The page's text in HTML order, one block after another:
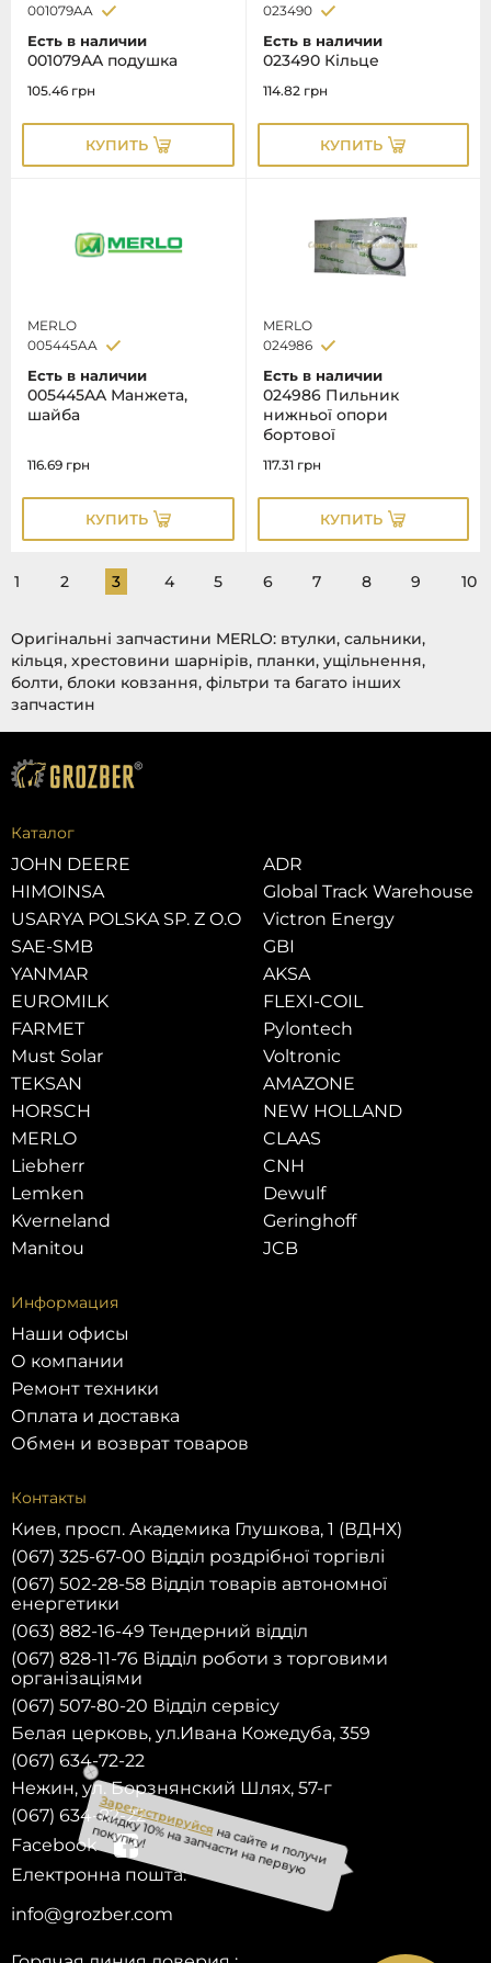
001079AA
Есть в наличии
001079AA подушка
105.46 грн
КУПИТЬ
023490
Есть в наличии
023490 Кільце
114.82 грн
КУПИТЬ
MERLO
005445AA
Есть в наличии
005445AA Манжета,
шайба
116.69 грн
КУПИТЬ
MERLO
024986
Есть в наличии
024986 Пильник
нижньої опори
бортової
117.31 грн
КУПИТЬ
1 2 3 4 5 6 7 8 9 10
Оригінальні запчастини MERLO: втулки, сальники,
кільця, хрестовини шарнірів, планки, ущільнення,
болти, блоки ковзання, фільтри та багато інших
запчастин
Каталог
JOHN DEERE
HIMOINSA
USARYA POLSKA SP. Z O.O
SAE-SMB
YANMAR
EUROMILK
FARMET
Must Solar
TEKSAN
HORSCH
MERLO
Liebherr
Lemken
Kverneland
Manitou
ADR
Global Track Warehouse
Victron Energy
GBI
AKSA
FLEXI-COIL
Pylontech
Voltronic
AMAZONE
NEW HOLLAND
CLAAS
CNH
Dewulf
Geringhoff
JCB
Информация
Наши офисы
О компании
Ремонт техники
Оплата и доставка
Обмен и возврат товаров
Контакты
Киев, просп. Академика Глушкова, 1 (ВДНХ)
(067) 325-67-00 Відділ роздрібної торгівлі
(067) 502-28-58 Відділ товарів автономної
енергетики
(063) 882-16-49 Тендерний відділ
(067) 828-11-76 Відділ роботи з торговими
організаціями
(067) 507-80-20 Відділ сервісу
Белая церковь, ул.Ивана Кожедуба, 359
(067) 634-72-22
Нежин, ул. Борзнянский Шлях, 57-г
(067) 634-82-22
Facebook
Електронна пошта:
info@grozber.com
Зарегистрируйсяна сайте и получи
скидку 10% на запчасти на первую
покупку!